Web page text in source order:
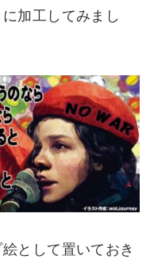
加工してみまし
として置いておき